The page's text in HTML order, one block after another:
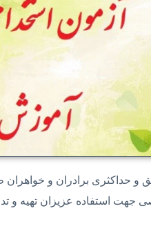
حداكثری برادران و
استفاده عزيزان تهيه و